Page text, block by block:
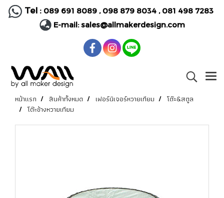
Tel : 089 691 8089, 098 879 8034 , 081 498 7283
E-mail:sales@allmakerdesign.com
หน้าแรก สินค้าทั้งหมด เฟอร์นิเจอร์หวายเทียม
โต๊ะ&สตูล
โต๊ะข้างหวายเทียม